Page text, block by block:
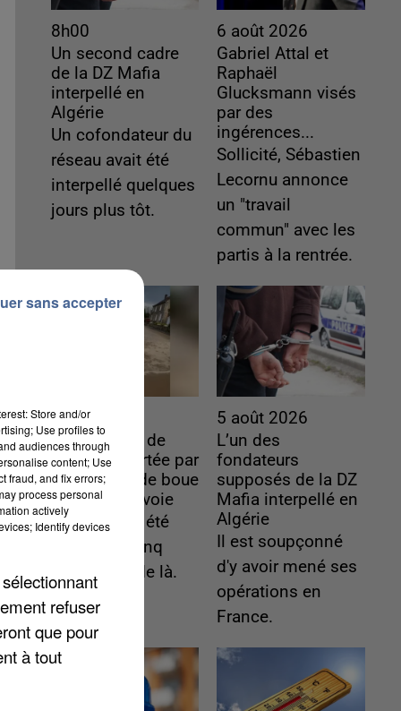
8h00
Un second cadre
de la DZ Mafia
interpellé en
Algérie
Un cofondateur du
réseau avait été
interpellé quelques
jours plus tôt.
6 août 2026
Gabriel Attal et
Raphaël
Glucksmann visés
par des
ingérences...
Sollicité, Sébastien
Lecornu annonce
un "travail
commun" avec les
partis à la rentrée.
6 août 2026
Une touriste de
l’Oise emportée par
une coulée de boue
en Haute-Savoie
Son corps a été
retrouvé à cinq
kilomètres de là.
5 août 2026
L’un des
fondateurs
supposés de la DZ
Mafia interpellé en
Algérie
Il est soupçonné
d'y avoir mené ses
opérations en
France.
Store and/or
Use profiles to
audiences through
content; Use
fraud, and fix errors;
process personal
actively
Identify devices
refuser
que pour
à tout
sans accepter